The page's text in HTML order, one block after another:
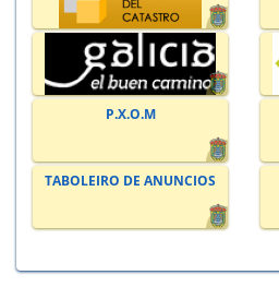
P.X.O.M
TABOLEIRO DE ANUNCIOS